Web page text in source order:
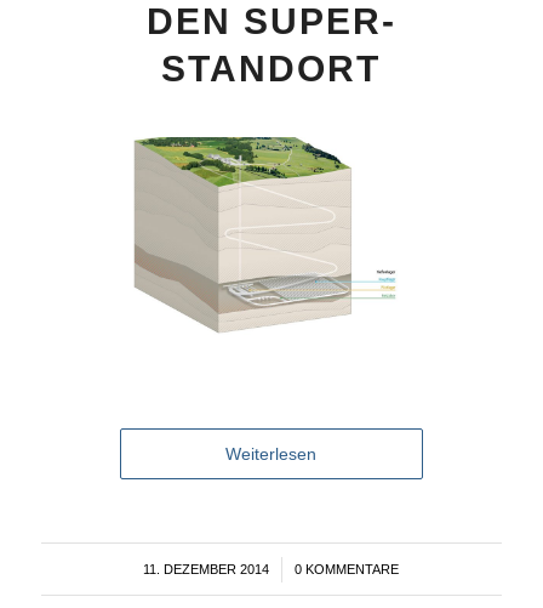
DEN SUPER-
STANDORT
Weiterlesen
11. DEZEMBER 2014
/ 0 KOMMENTARE